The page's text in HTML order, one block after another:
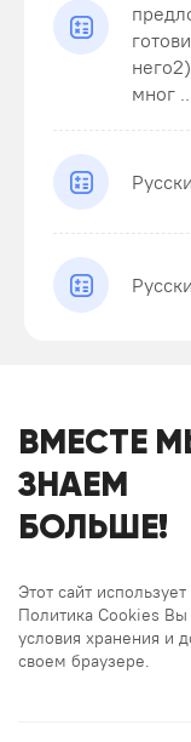
мног
ВМЕСТЕ
ЗНАЕМ
БОЛЬШЕ!
Этот сайт
Политика Cookies Вы
условия хранения и
своем браузере.